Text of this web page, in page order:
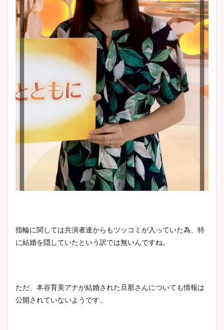
指輪に関しては共演者達からもツッコミが入っていた為、特
に結婚を隠していたという訳では無いんですね。
ただ、本谷育美アナが結婚された旦那さんについても情報は
公開されていないようです。